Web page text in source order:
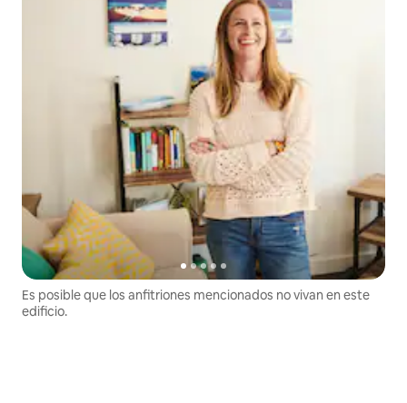
Es posible que los anfitriones mencionados no vivan en este
edificio.